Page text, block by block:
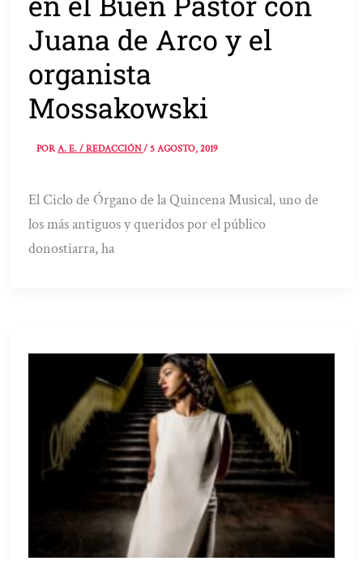
Juana de Arco y el
organista
Mossakowski
PORA. E. / REDACCIÓN/5 AGOSTO, 2019
El Ciclo de Órgano de la Quincena Musical, uno de
los más antiguos y queridos por el público
donostiarra, ha